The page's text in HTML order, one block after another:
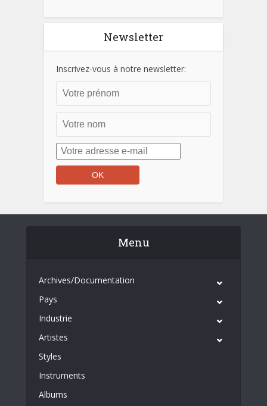
Newsletter
Inscrivez-vous à notre newsletter:
Menu
Archives/Documentation
Pays
Industrie
Artistes
Styles
Instruments
Albums